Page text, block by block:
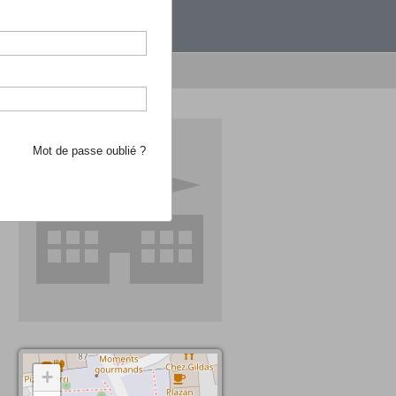
recherche d'école
+
Mot de passe oublié ?